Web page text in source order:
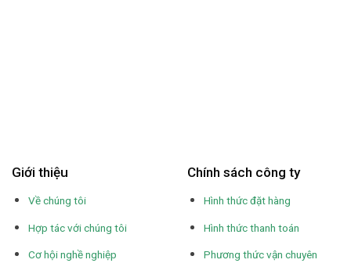
Giới thiệu
Về chúng tôi
Hợp tác với chúng tôi
Cơ hội nghề nghiệp
Chính sách công ty
Hình thức đặt hàng
Hình thức thanh toán
Phương thức vận chuyên